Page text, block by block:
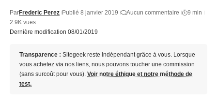
Dernière modification 08/01/2019
ParFrederic Perez Publié 8 janvier 2019 Aucun commentaire
9 min
2.9K vues
Transparence : Sitegeek reste indépendant grâce à vous. Lorsque
vous achetez via nos liens, nous pouvons toucher une commission
(sans surcoût pour vous). Voir notre éthique et notre méthode de
test.